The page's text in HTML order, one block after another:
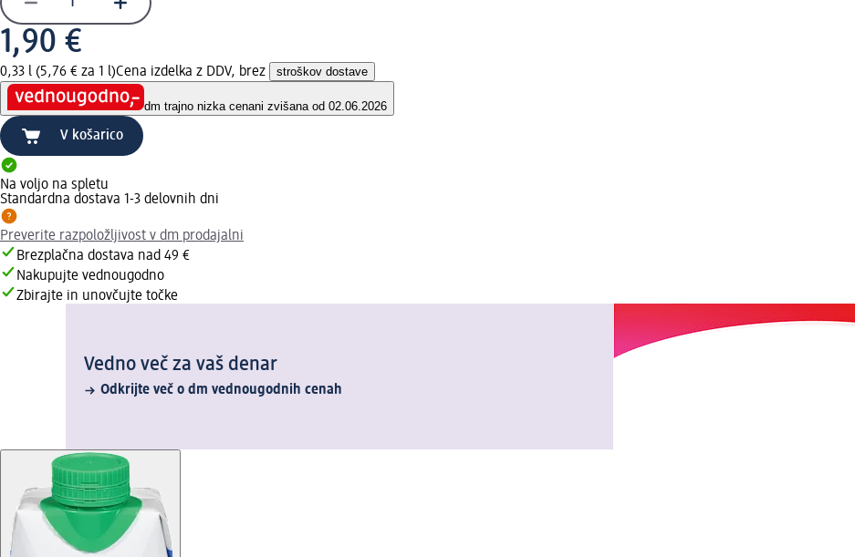
1,90 €
0,33 l (5,76 € za 1 l)Cena izdelka z DDV, brez stroškov dostave
dm trajno nizka cenani zvišana od 02.06.2026
V košarico
Na voljo na spletu
Standardna dostava 1-3 delovnih dni
Preverite razpoložljivost v dm prodajalni
Brezplačna dostava nad 49 €
Nakupujte vednougodno
Zbirajte in unovčujte točke
Vedno več za vaš denar
Odkrijte več o dm vednougodnih cenah